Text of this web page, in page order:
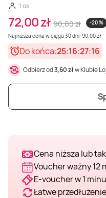
1 os.
72,00 zł 90,00 zł
-20 %
Najniższa cena w ciągu 30 dni: 90,00 zł
Do końca:25:16:27:14
Odbierz od3,60 złw Klubie
Cena niższa lub
Voucher ważny 12
E-voucher w 1
Łatwe